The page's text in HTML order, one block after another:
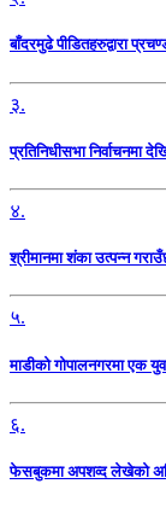
बाँदरमुढे पीडितहरुद्वारा
३.
प्रतिनिधीसभा निर्वाचनमा
४.
श्रीमानमा शंका उत्पन्न
५.
माडीको गोपालनगरमा एक
६.
फेसबुकमा अपशव्द लेखेको